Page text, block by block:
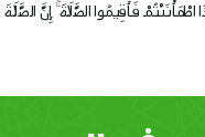
فَأَقِيمُوا الصَّلَاةَ ۚ إِنَّ الصَّلَاةَ